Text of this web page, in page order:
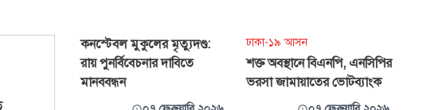
কনস্টেবল মুকুলের মৃত্যুদণ্ড:
রায় পুনর্বিবেচনার দাবিতে
মানববন্ধন
ঢাকা-১৯ আসন
শক্ত অবস্থানে বিএনপি, এনসিপির
ভরসা জামায়াতের ভোটব্যাংক